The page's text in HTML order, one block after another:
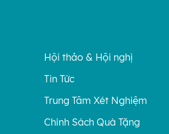
Hội thảo & Hội nghị
Tin Tức
Trung Tâm Xét Nghiệm
Chính Sách Quà Tặng